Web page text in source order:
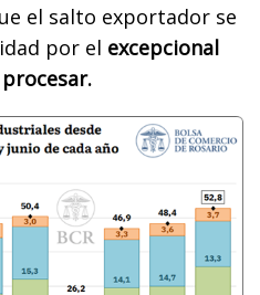
el salto exportador se
por el excepcional